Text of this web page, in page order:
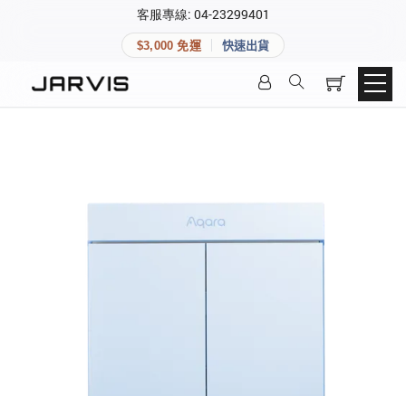
客服專線: 04-23299401
$3,000 免運 快速出貨
快速連結
精品家電
登入後可查看訂單、會員資料與收藏清單。
建立新帳號